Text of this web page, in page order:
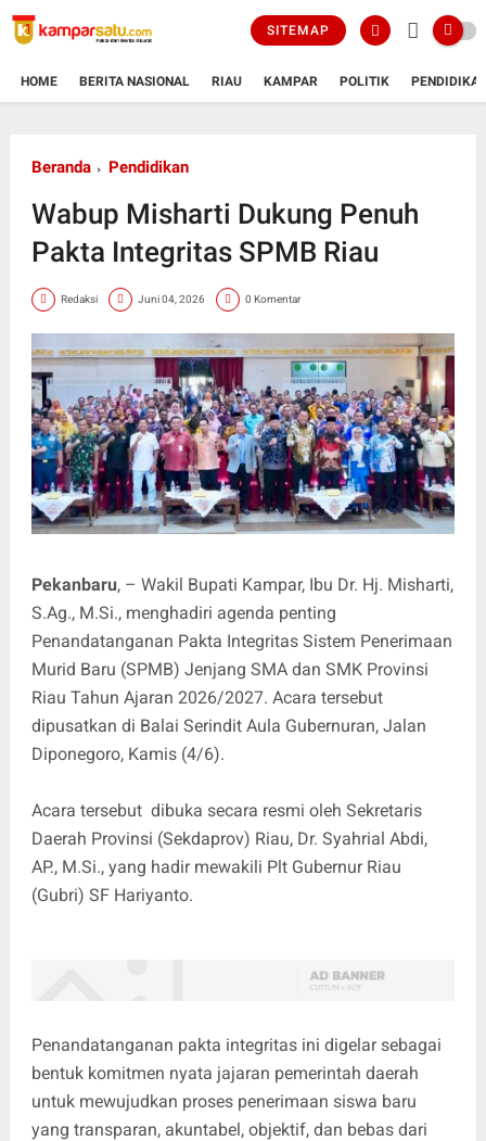
SITEMAP
HOME BERITA NASIONAL RIAU KAMPAR POLITIK
Beranda Pendidikan
Wabup Misharti Dukung Penuh
Pakta Integritas SPMB Riau
Redaksi Juni 04, 2026 0 Komentar
Pekanbaru, – Wakil Bupati Kampar, Ibu Dr. Hj. Misharti,
S.Ag., M.Si., menghadiri agenda penting
Penandatanganan Pakta Integritas Sistem Penerimaan
Murid Baru (SPMB) Jenjang SMA dan SMK Provinsi
Riau Tahun Ajaran 2026/2027. Acara tersebut
dipusatkan di Balai Serindit Aula Gubernuran, Jalan
Diponegoro, Kamis (4/6).
Acara tersebut dibuka secara resmi oleh Sekretaris
Daerah Provinsi (Sekdaprov) Riau, Dr. Syahrial Abdi,
AP., M.Si., yang hadir mewakili Plt Gubernur Riau
(Gubri) SF Hariyanto.
Penandatanganan pakta integritas ini digelar sebagai
bentuk komitmen nyata jajaran pemerintah daerah
untuk mewujudkan proses penerimaan siswa baru
yang transparan, akuntabel, objektif, dan bebas dari